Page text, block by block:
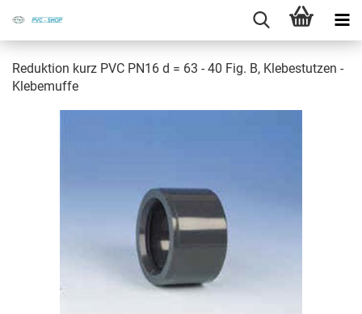
Re­duk­ti­on kurz PVC PN16 d = 63 - 40 Fig. B, Kle­be­stut­zen -
Kle­be­muf­fe